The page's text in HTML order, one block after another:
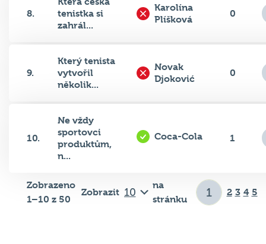
8.
tenistka si
zahrál...
Karolína
Plíšková
0
9.
Který tenista
vytvořil
několik...
Novak
Djoković
0
10.
Ne vždy
sportovci
produktům,
n...
Coca-Cola 1
Zobrazeno
1–10 z 50
Zobrazit
na
stránku
2 3 4 5